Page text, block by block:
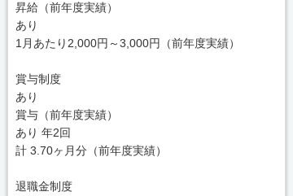
昇給（前年度実績）
あり
1月あたり2,000円～3,000円（前年度実績）
賞与制度
あり
賞与（前年度実績）
あり 年2回
計 3.70ヶ月分（前年度実績）
退職金制度